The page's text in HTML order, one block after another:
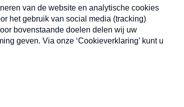
hier een gratis abonnement op onze